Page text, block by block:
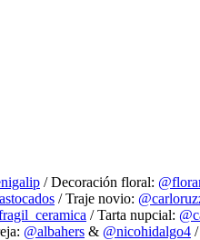
/ Decoración floral:
/ Traje novio:
/ Tarta nupcial:
@albahers & @nicohidalgo4